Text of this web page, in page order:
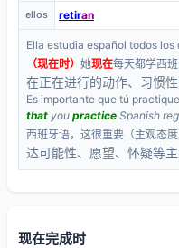
ellos retiran
Ella estudia español todos los
（现在时） 她现在每天都学西班
在正在进行的动作、习惯性
Es importante que tú
that you practice Spanish
西班牙语，这很重要（主观态度
达可能性、愿望、怀疑等
现在完成时